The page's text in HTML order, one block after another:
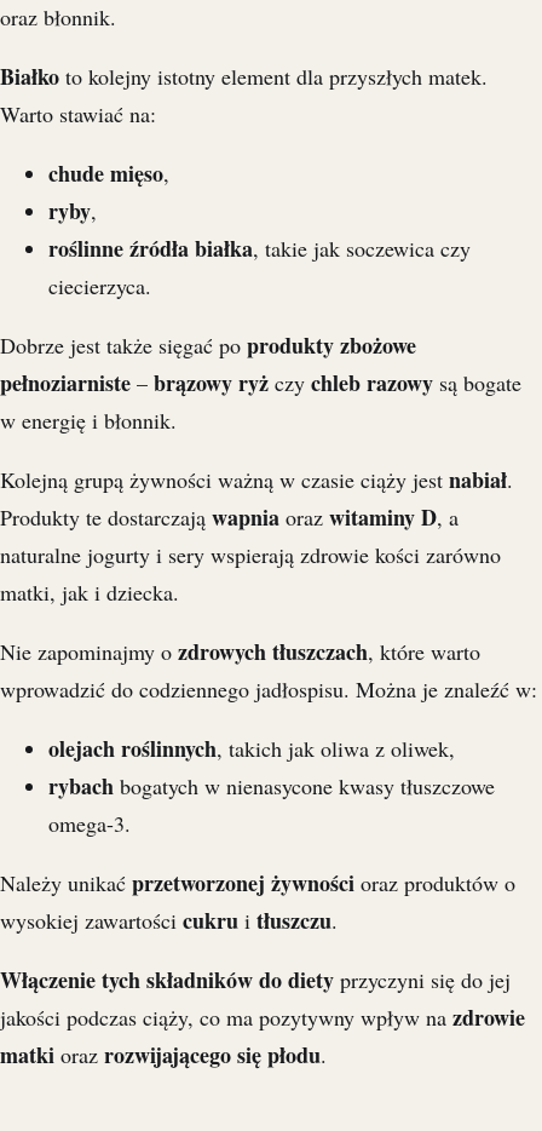
oraz błonnik.
Białko to kolejny istotny element dla przyszłych matek.
Warto stawiać na:
chude mięso,
ryby,
roślinne źródła białka, takie jak soczewica czy
ciecierzyca.
Dobrze jest także sięgać po produkty zbożowe
pełnoziarniste – brązowy ryż czy chleb razowy są bogate
w energię i błonnik.
Kolejną grupą żywności ważną w czasie ciąży jest nabiał.
Produkty te dostarczają wapnia oraz witaminy D, a
naturalne jogurty i sery wspierają zdrowie kości zarówno
matki, jak i dziecka.
Nie zapominajmy o zdrowych tłuszczach, które warto
wprowadzić do codziennego jadłospisu. Można je znaleźć w:
olejach roślinnych, takich jak oliwa z oliwek,
rybach bogatych w nienasycone kwasy tłuszczowe
omega-3.
Należy unikać przetworzonej żywności oraz produktów o
wysokiej zawartości cukru i tłuszczu.
Włączenie tych składników do diety przyczyni się do jej
jakości podczas ciąży, co ma pozytywny wpływ na zdrowie
matki oraz rozwijającego się płodu.